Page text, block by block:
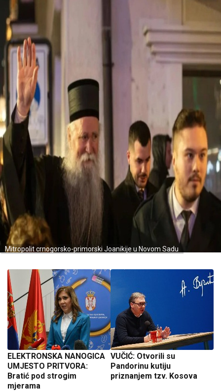
Mitropolit crnogorsko-primorski Joanikije u Novom Sadu
ELEKTRONSKA NANOGICA
UMJESTO PRITVORA:
Bratić pod strogim
mjerama
VUČIĆ: Otvorili su
Pandorinu kutiju
priznanjem tzv. Kosova